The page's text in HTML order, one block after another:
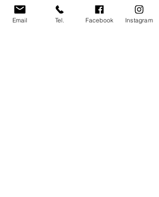
Monica Tatiana
PINILLA MARTINEZ
(Divisione Calcio Paralimpico e
Email Tel. Facebook Instagram